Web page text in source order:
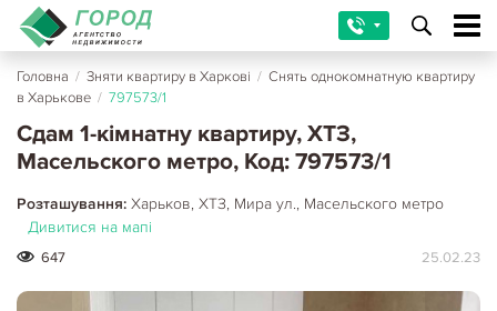
Головна / Зняти квартиру в Харкові / Снять однокомнатную квартиру
в Харькове / 797573/1
Сдам 1-кімнатну квартиру, ХТЗ,
Масельского метро, Код: 797573/1
Розташування: Харьков, ХТЗ, Мира ул., Масельского метро
Дивитися на мапі
647 25.02.23